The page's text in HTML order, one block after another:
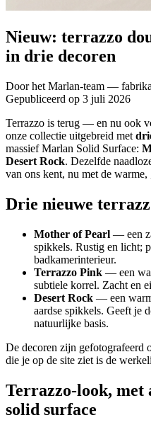
Nieuw: terrazzo
in drie decoren
Door het Marlan-team —
Gepubliceerd op 3 juli 2026
Terrazzo is terug — en nu ook
onze collectie uitgebreid met
massief Marlan Solid Surface:
Desert Rock. Dezelfde
van ons kent, nu met de
Drie nieuwe
Mother of Pearl — een
spikkels. Rustig en licht;
badkamerinterieur.
Terrazzo Pink — een
subtiele korrel. Zacht en
Desert Rock — een
aardse spikkels. Geeft je
natuurlijke basis.
De decoren zijn gefotografeerd
die je op de site ziet is de
Terrazzo-look, met
solid surface